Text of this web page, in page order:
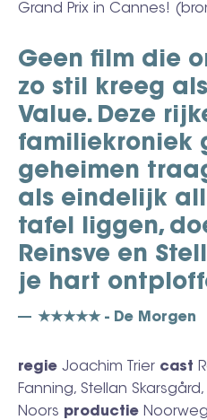
Grand Prix in Cannes!
Geen film die
zo stil kreeg
Value. Deze
familiekroniek
geheimen
als eindelijk
tafel liggen,
Reinsve en
je hart
★★★★★ - De Morgen
regie Joachim Trier cast
Fanning, Stellan
Noors productie